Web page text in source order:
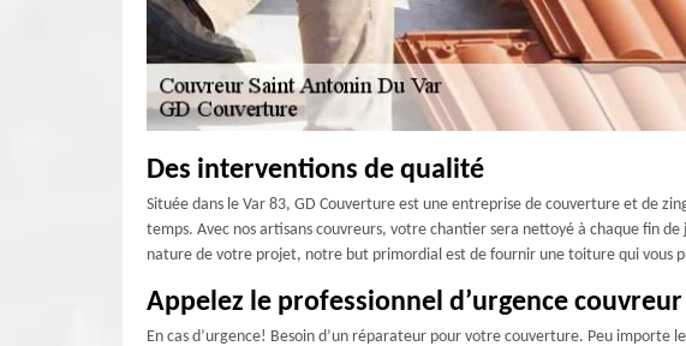
Des interventions de qualité
Située dans le Var 83, GD Couverture est une entreprise de couverture et de
temps. Avec nos artisans couvreurs, votre chantier sera nettoyé à chaque fin
nature de votre projet, notre but primordial est de fournir une toiture qui vous
Appelez le professionnel d’urgence
En cas d’urgence! Besoin d’un réparateur pour votre couverture. Peu